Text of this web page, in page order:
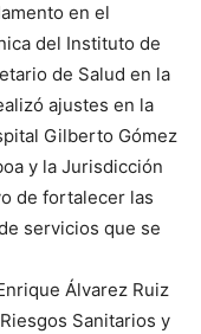
en el
del Instituto de
de Salud en la
ajustes en la
Gilberto Gómez
y la Jurisdicción
de fortalecer las
servicios que se
Álvarez Ruiz
Sanitarios y